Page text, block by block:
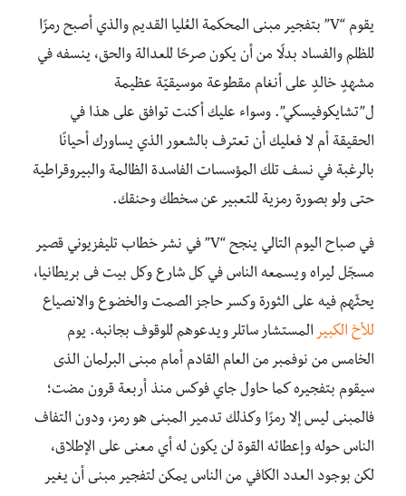
يقوم “V” بتفجير مبنى المحكمة العُليا القديم والذي أصبح رمزًا
للظلم والفساد بدلًا من أن يكون صرحًا للعدالة والحق، ينسفه في
مشهدٍ خالدٍ على أنغام مقطوعة موسيقيّة عظيمة
ل”تشايكوفيسكي”. وسواء عليك أكنت توافق على هذا في
الحقيقة أم لا فعليك أن تعترف بالشعور الذي يساورك أحيانًا
بالرغبة في نسف تلك المؤسسات الفاسدة الظالمة والبيروقراطية
حتى ولو بصورة رمزية للتعبير عن سخطك وحنقك.
في صباح اليوم التالي ينجح “V” في نشر خطاب تليفزيوني قصير
مسجّل ليراه ويسمعه الناس في كل شارع وكل بيت فى بريطانيا،
يحثّهم فيه على الثورة وكسر حاجز الصمت والخضوع والانصياع
للأخ الكبير المستشار ساتلر ويدعوهم للوقوف بجانبه. يوم
الخامس من نوفمبر من العام القادم أمام مبنى البرلمان الذى
سيقوم بتفجيره كما حاول جاي فوكس منذ أربعة قرون مضت؛
فالمبنى ليس إلا رمزًا وكذلك تدمير المبنى هو رمز، ودون التفاف
الناس حوله وإعطائه القوة لن يكون له أي معنى على الإطلاق،
لكن بوجود العدد الكافي من الناس يمكن لتفجير مبنى أن يغير